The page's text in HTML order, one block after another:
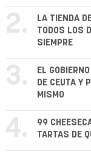
2.
LA TIENDA
TODOS LOS
SIEMPRE
3.
EL
DE CEUTA Y
MISMO
4.
99
TARTAS DE